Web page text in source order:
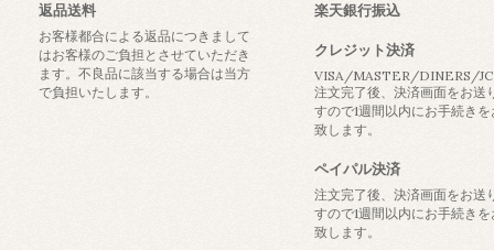
返品送料
お客様都合による返品につきまして
はお客様のご負担とさせていただき
ます。不良品に該当する場合は当方
で負担いたします。
楽天銀行振込
クレジット決済
VISA/MASTER/DINERS/
注文完了後、決済画面をお送
すので1週間以内にお手続き
致します。
ペイパル決済
注文完了後、決済画面をお送
すので1週間以内にお手続き
致します。